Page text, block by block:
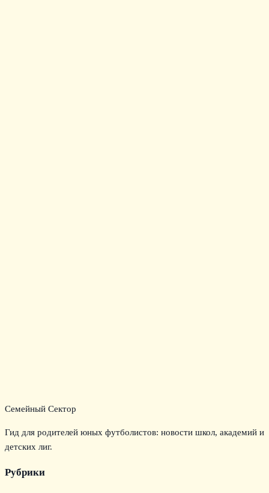
Семейный Сектор
Гид для родителей юных футболистов: новости школ, академий и
детских лиг.
Рубрики